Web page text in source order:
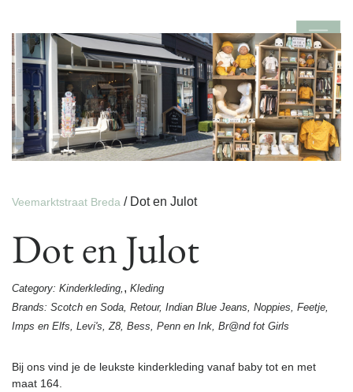
Veemarktstraat Breda / Dot en Julot
Dot en Julot
Category: Kinderkleding , Kleding
Brands: Scotch en Soda, Retour, Indian Blue Jeans, Noppies, Feetje,
Imps en Elfs, Levi's, Z8, Bess, Penn en Ink, Br@nd fot Girls
Bij ons vind je de leukste kinderkleding vanaf baby tot en met
maat 164.